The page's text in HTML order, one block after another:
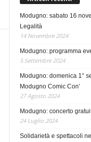
Modugno: sabato 16
Legalità
14 Novembre 2024
Modugno: programma
5 Settembre 2024
Modugno: domenica 1°
Modugno Comic Con’
27 Agosto 2024
Modugno: concerto
24 Luglio 2024
Solidarietà e spettacoli